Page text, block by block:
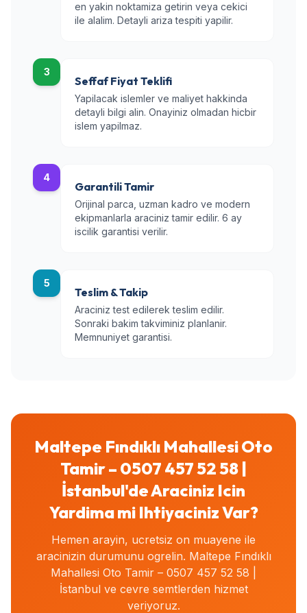
en yakin noktamiza getirin veya cekici
ile alalim. Detayli ariza tespiti yapilir.
3
Seffaf Fiyat Teklifi
Yapilacak islemler ve maliyet hakkinda
detayli bilgi alin. Onayiniz olmadan hicbir
islem yapilmaz.
4
Garantili Tamir
Orijinal parca, uzman kadro ve modern
ekipmanlarla araciniz tamir edilir. 6 ay
iscilik garantisi verilir.
5
Teslim & Takip
Araciniz test edilerek teslim edilir.
Sonraki bakim takviminiz planlanir.
Memnuniyet garantisi.
Maltepe Fındıklı Mahallesi Oto
Tamir – 0507 457 52 58 |
İstanbul'de Araciniz Icin
Yardima mi Ihtiyaciniz Var?
Hemen arayin, ucretsiz on muayene ile
aracinizin durumunu ogrelin. Maltepe Fındıklı
Mahallesi Oto Tamir – 0507 457 52 58 |
İstanbul ve cevre semtlerden hizmet
veriyoruz.